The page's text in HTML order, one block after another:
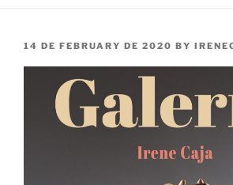
POSTED
14 DE FEBRUARY DE 2020 BY